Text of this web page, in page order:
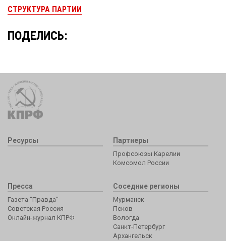
СТРУКТУРА ПАРТИИ
ПОДЕЛИСЬ:
Ресурсы Партнеры
Профсоюзы Карелии
Комсомол России
Пресса
Газета "Правда"
Советская Россия
Онлайн-журнал КПРФ
Соседние регионы
Мурманск
Псков
Вологда
Санкт-Петербург
Архангельск